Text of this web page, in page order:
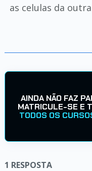
as celulas da
AINDA NÃO FAZ
MATRICULE-SE E
TODOS OS
1 RESPOSTA